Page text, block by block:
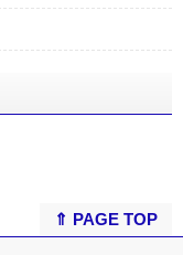
⇑ PAGE TOP